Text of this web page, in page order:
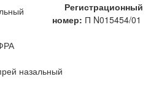
Регистрационный
номер: П N015454/01
назальный